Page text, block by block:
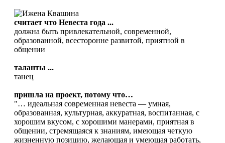
считает что Невеста года ...
должна быть привлекательной, современной,
образованной, всесторонне развитой, приятной в
общении
таланты ...
танец
пришла на проект, потому что…
"… идеальная современная невеста — умная,
образованная, культурная, аккуратная, воспитанная, с
хорошим вкусом, с хорошими манерами, приятная в
общении, стремящаяся к знаниям, имеющая четкую
жизненную позицию, желающая и умеющая работать,